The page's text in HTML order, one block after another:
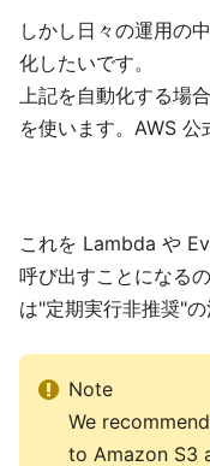
しかし日々の運用の
化したいです。
上記を自動化する場
を使います。AWS 公
これを Lambda や
呼び出すことになる
は"定期実行非推奨"の
Note
We
to Amazon S3